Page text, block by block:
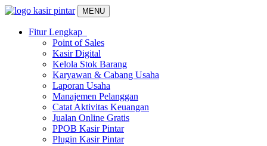
MENU
Fitur Lengkap
Point of Sales
Kasir Digital
Kelola Stok Barang
Karyawan & Cabang Usaha
Laporan Usaha
Manajemen Pelanggan
Catat Aktivitas Keuangan
Jualan Online Gratis
PPOB Kasir Pintar
Plugin Kasir Pintar